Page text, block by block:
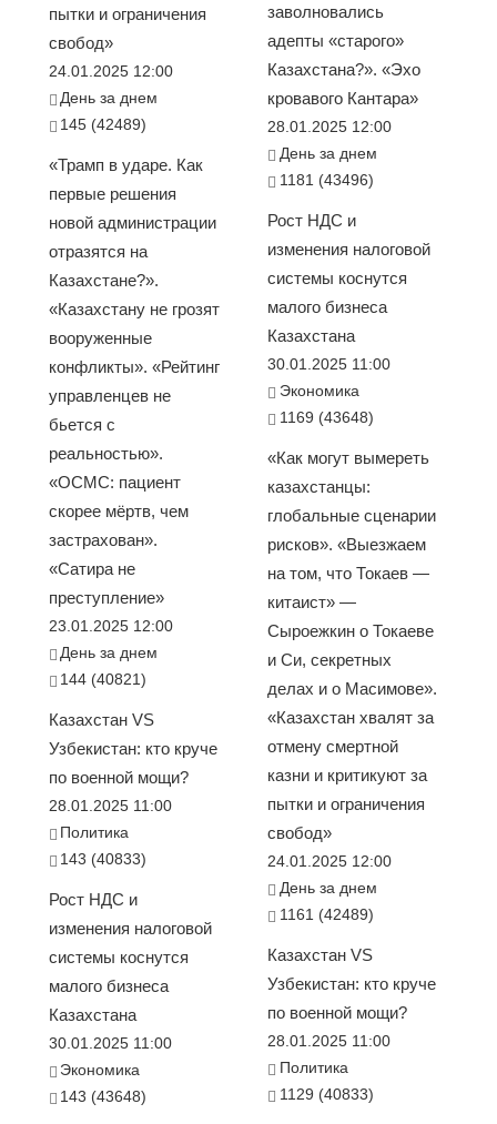
пытки и ограничения
свобод»
24.01.2025 12:00
День за днем
145 (42489)
«Трамп в ударе. Как
первые решения
новой администрации
отразятся на
Казахстане?».
«Казахстану не грозят
вооруженные
конфликты». «Рейтинг
управленцев не
бьется с
реальностью».
«ОСМС: пациент
скорее мёртв, чем
застрахован».
«Сатира не
преступление»
23.01.2025 12:00
День за днем
144 (40821)
Казахстан VS
Узбекистан: кто круче
по военной мощи?
28.01.2025 11:00
Политика
143 (40833)
Рост НДС и
изменения налоговой
системы коснутся
малого бизнеса
Казахстана
30.01.2025 11:00
Экономика
143 (43648)
заволновались
адепты «старого»
Казахстана?». «Эхо
кровавого Кантара»
28.01.2025 12:00
День за днем
1181 (43496)
Рост НДС и
изменения налоговой
системы коснутся
малого бизнеса
Казахстана
30.01.2025 11:00
Экономика
1169 (43648)
«Как могут вымереть
казахстанцы:
глобальные сценарии
рисков». «Выезжаем
на том, что Токаев —
китаист» —
Сыроежкин о Токаеве
и Си, секретных
делах и о Масимове».
«Казахстан хвалят за
отмену смертной
казни и критикуют за
пытки и ограничения
свобод»
24.01.2025 12:00
День за днем
1161 (42489)
Казахстан VS
Узбекистан: кто круче
по военной мощи?
28.01.2025 11:00
Политика
1129 (40833)